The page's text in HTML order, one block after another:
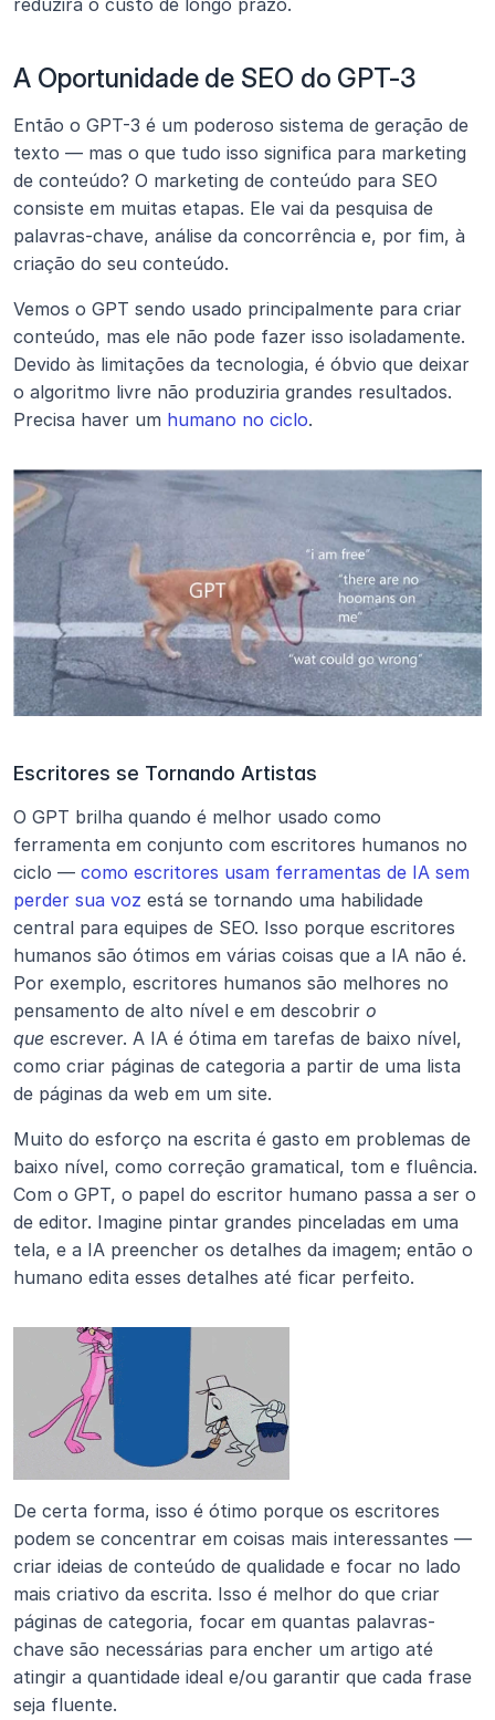
reduzirá o custo de longo prazo.
A Oportunidade de SEO do GPT-3
Então o GPT-3 é um poderoso sistema de geração de
texto — mas o que tudo isso significa para marketing
de conteúdo? O marketing de conteúdo para SEO
consiste em muitas etapas. Ele vai da pesquisa de
palavras-chave, análise da concorrência e, por fim, à
criação do seu conteúdo.
Vemos o GPT sendo usado principalmente para criar
conteúdo, mas ele não pode fazer isso isoladamente.
Devido às limitações da tecnologia, é óbvio que deixar
o algoritmo livre não produziria grandes resultados.
Precisa haver um humano no ciclo.
Escritores se Tornando Artistas
O GPT brilha quando é melhor usado como
ferramenta em conjunto com escritores humanos no
ciclo — como escritores usam ferramentas de IA sem
perder sua voz está se tornando uma habilidade
central para equipes de SEO. Isso porque escritores
humanos são ótimos em várias coisas que a IA não é.
Por exemplo, escritores humanos são melhores no
pensamento de alto nível e em descobrir o
que escrever. A IA é ótima em tarefas de baixo nível,
como criar páginas de categoria a partir de uma lista
de páginas da web em um site.
Muito do esforço na escrita é gasto em problemas de
baixo nível, como correção gramatical, tom e fluência.
Com o GPT, o papel do escritor humano passa a ser o
de editor. Imagine pintar grandes pinceladas em uma
tela, e a IA preencher os detalhes da imagem; então o
humano edita esses detalhes até ficar perfeito.
De certa forma, isso é ótimo porque os escritores
podem se concentrar em coisas mais interessantes —
criar ideias de conteúdo de qualidade e focar no lado
mais criativo da escrita. Isso é melhor do que criar
páginas de categoria, focar em quantas palavras-
chave são necessárias para encher um artigo até
atingir a quantidade ideal e/ou garantir que cada frase
seja fluente.